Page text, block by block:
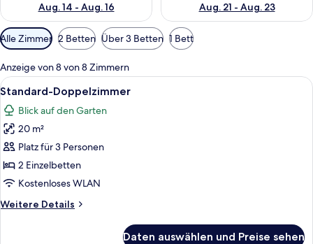
Aug. 14 - Aug. 16
Aug. 21 - Aug. 23
Verfügbare
Filter
für
Zimmer
Alle Zimmer 2 Betten Über 3 Betten 1 Bett
Anzeige von 8 von 8 Zimmern
Alle
Fotos
für
Standard-
Doppelzimmer
anzeigen
Ein Hotelzimmer mit Bett,
8
Standard-Doppelzimmer
Blick auf den Garten
20 m²
Platz für 3 Personen
2 Einzelbetten
Kostenloses WLAN
Weitere Details
Weitere
Daten auswählen und Preise sehen